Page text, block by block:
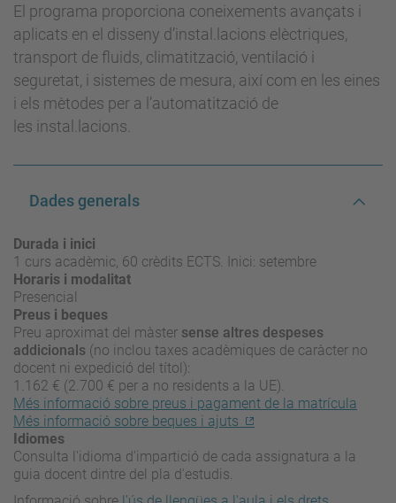
El programa proporciona coneixements avançats i
aplicats en el disseny d’instal.lacions elèctriques,
transport de fluids, climatització, ventilació i
seguretat, i sistemes de mesura, així com en les eines
i els mètodes per a l’automatització de
les instal.lacions.
Dades generals
Durada i inici
1 curs acadèmic, 60 crèdits ECTS. Inici: setembre
Horaris i modalitat
Presencial
Preus i beques
Preu aproximat del màster sense altres despeses
addicionals (no inclou taxes acadèmiques de caràcter no
docent ni expedició del títol):
1.162 € (2.700 € per a no residents a la UE).
Més informació sobre preus i pagament de la matrícula
Més informació sobre beques i ajuts
Idiomes
Consulta l'idioma d'impartició de cada assignatura a la
guia docent dintre del pla d'estudis.